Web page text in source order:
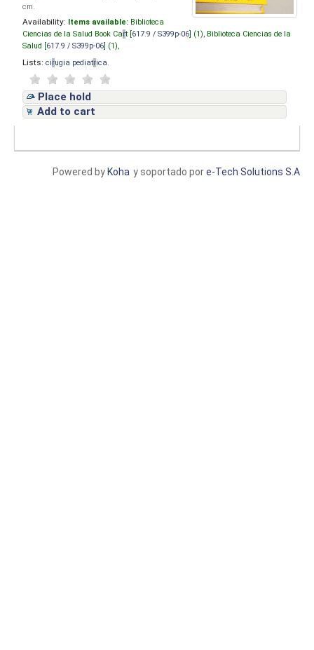
cm.
Availability: Items available: Biblioteca
Ciencias de la Salud Book Cart [ 617.9 / S399p-06 ] (1), Biblioteca Ciencias de la
Salud [ 617.9 / S399p-06 ] (1),
Lists: cirugia pediatrica
Place hold
Add to cart
y soportado pore-Tech Solutions S.A
Powered by Koha